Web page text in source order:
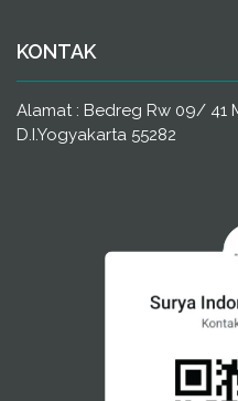
KONTAK
Alamat : Bedreg Rw 09/ 41
D.I.Yogyakarta 55282